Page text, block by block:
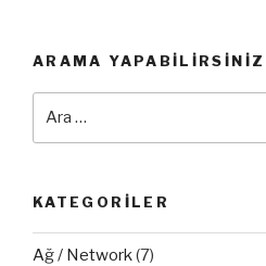
ARAMA YAPABILIRSINIZ
KATEGORILER
Ağ / Network(7)